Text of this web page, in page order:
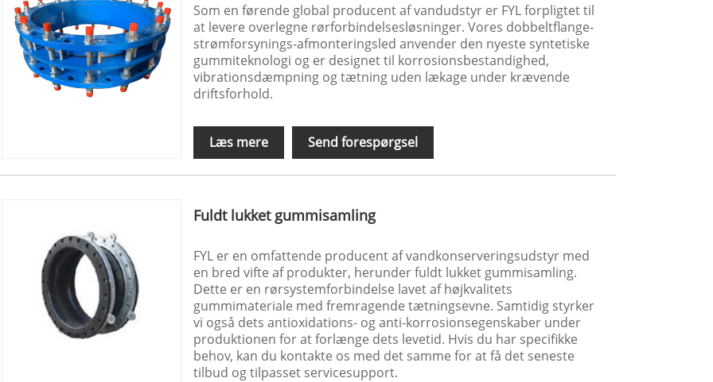
Som en førende global producent af vandudstyr er FYL forpligtet til
at levere overlegne rørforbindelsesløsninger. Vores dobbeltflange-
strømforsynings-afmonteringsled anvender den nyeste syntetiske
gummiteknologi og er designet til korrosionsbestandighed,
vibrationsdæmpning og tætning uden lækage under krævende
driftsforhold.
Læs mere Send forespørgsel
Fuldt lukket gummisamling
FYL er en omfattende producent af vandkonserveringsudstyr med
en bred vifte af produkter, herunder fuldt lukket gummisamling.
Dette er en rørsystemforbindelse lavet af højkvalitets
gummimateriale med fremragende tætningsevne. Samtidig styrker
vi også dets antioxidations- og anti-korrosionsegenskaber under
produktionen for at forlænge dets levetid. Hvis du har specifikke
behov, kan du kontakte os med det samme for at få det seneste
tilbud og tilpasset servicesupport.